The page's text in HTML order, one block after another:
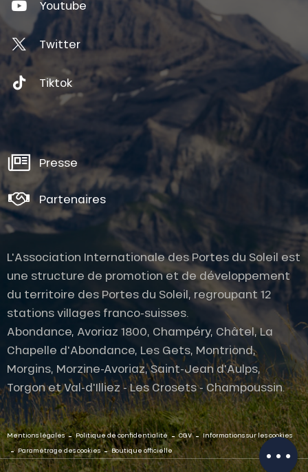
Description
Prestations
Tarifs
Ouvertures
Sur place
Contacter
par email
Youtube
Twitter
Tiktok
Presse
Partenaires
L'Association Internationale des Portes du Soleil est
une structure de promotion et de développement
du territoire des Portes du Soleil, regroupant 12
stations villages franco-suisses.
Abondance, Avoriaz 1800, Champéry, Châtel, La
Chapelle d'Abondance, Les Gets, Montriond,
Morgins, Morzine-Avoriaz, Saint-Jean d'Aulps,
Torgon et Val-d'Illiez - Les Crosets - Champoussin.
Mentions légales - Politique de confidentialité - CGV - Informations sur les cookies
- Paramétrage des cookies - Boutique officielle